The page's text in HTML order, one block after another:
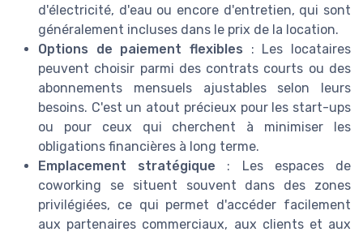
d'électricité, d'eau ou encore d'entretien, qui sont
généralement incluses dans le prix de la location.
Options de paiement flexibles : Les locataires
peuvent choisir parmi des contrats courts ou des
abonnements mensuels ajustables selon leurs
besoins. C'est un atout précieux pour les start-ups
ou pour ceux qui cherchent à minimiser les
obligations financières à long terme.
Emplacement stratégique : Les espaces de
coworking se situent souvent dans des zones
privilégiées, ce qui permet d'accéder facilement
aux partenaires commerciaux, aux clients et aux